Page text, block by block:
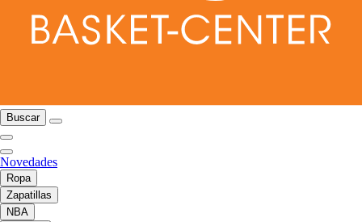
Buscar
Novedades
Ropa
Zapatillas
NBA